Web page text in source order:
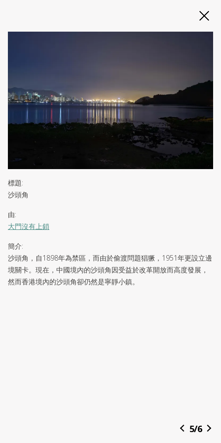
標題:
沙頭角
由:
大門沒有上鎖
簡介:
沙頭角，自1898年為禁區，而由於偷渡問題猖獗，1951年更設立邊
境關卡。現在，中國境內的沙頭角因受益於改革開放而高度發展，
然而香港境內的沙頭角卻仍然是寧靜小鎮。
5/6